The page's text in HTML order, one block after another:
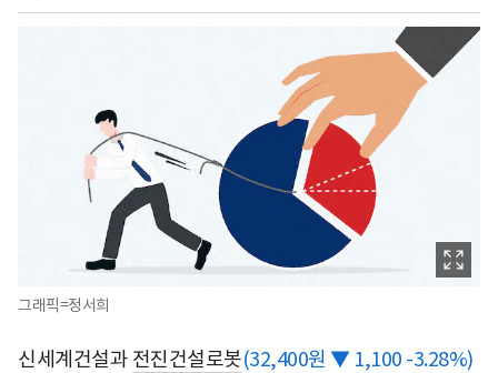
그래픽=정서희
신세계건설과 전진건설로봇(32,400원 ▼ 1,100 -3.28%)